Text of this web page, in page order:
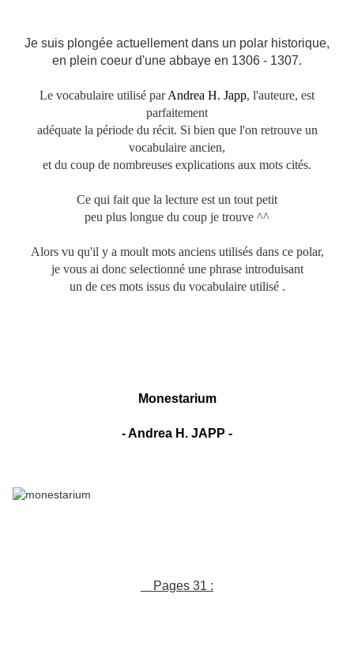
Je suis plongée actuellement dans un polar historique,
en plein coeur d'une abbaye en 1306 - 1307.
Le vocabulaire utilisé parAndrea H. Japp, l'auteure, est
parfaitement
adéquate la période du récit. Si bien que l'on retrouve un
vocabulaire ancien,
et du coup de nombreuses explications aux mots cités.
Ce qui fait que la lecture est un tout petit
peu plus longue du coup je trouve ^^
Alors vu qu'il y a moult mots anciens utilisés dans ce polar,
je vous ai donc selectionné une phrase introduisant
un de ces mots issus du vocabulaire utilisé .
Monestarium
- Andrea H. JAPP -
Pages 31 :